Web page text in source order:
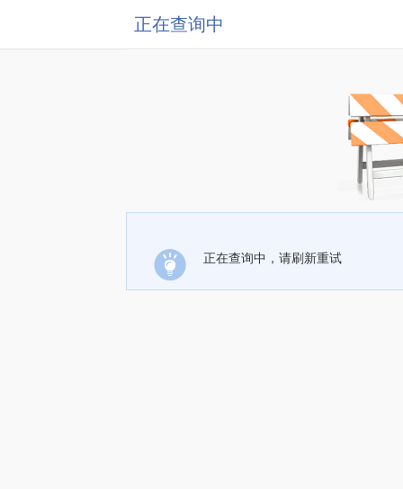
正在查询中
正在查询中，请刷新重试